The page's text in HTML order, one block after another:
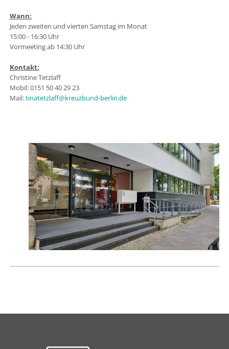
Wann:
Jeden zweiten und vierten Samstag im Monat
15:00 - 16:30 Uhr
Vormeeting ab 14:30 Uhr
Kontakt:
Christine Tetzlaff
Mobil: 0151 50 40 29 23
Mail:tinatetzlaff@kreuzbund-berlin.de